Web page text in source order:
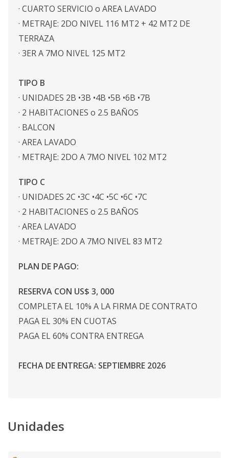
· CUARTO SERVICIO o AREA LAVADO
· METRAJE: 2DO NIVEL 116 MT2 + 42 MT2 DE
TERRAZA
· 3ER A 7MO NIVEL 125 MT2
TIPO B
· UNIDADES 2B •3B •4B •5B •6B •7B
· 2 HABITACIONES o 2.5 BAÑOS
· BALCON
· AREA LAVADO
· METRAJE: 2DO A 7MO NIVEL 102 MT2
TIPO C
· UNIDADES 2C •3C •4C •5C •6C •7C
· 2 HABITACIONES o 2.5 BAÑOS
· AREA LAVADO
· METRAJE: 2DO A 7MO NIVEL 83 MT2
PLAN DE PAGO:
RESERVA CON US$ 3, 000
COMPLETA EL 10% A LA FIRMA DE CONTRATO
PAGA EL 30% EN CUOTAS
PAGA EL 60% CONTRA ENTREGA
FECHA DE ENTREGA: SEPTIEMBRE 2026
Unidades